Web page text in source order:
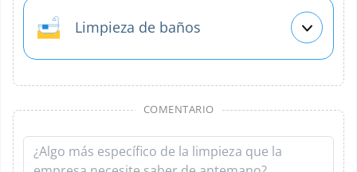
Limpieza de baños
COMENTARIO